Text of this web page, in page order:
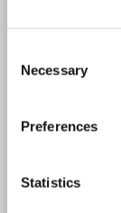
Selection
Necessary
Preferences
Statistics
1 image